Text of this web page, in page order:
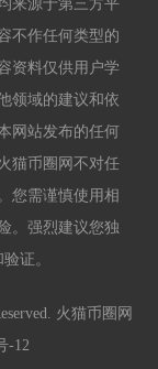
来源于第三方平
不作任何类型的
资料仅供用户学
领域的建议和依
网站发布的任何
猫币圈网不对任
您需谨慎使用相
。强烈建议您独
证。
火猫币圈网
-12